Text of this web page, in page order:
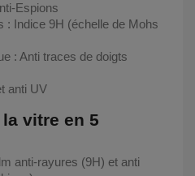
Espions
: Indice 9H (échelle de Mohs
: Anti traces de doigts
anti UV
vitre en 5
anti-rayures (9H) et anti